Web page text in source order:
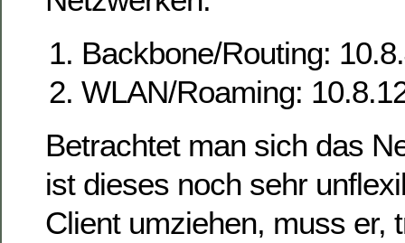
Backbone/Routing:
WLAN/Roaming:
Betrachtet man sich das
ist dieses noch sehr
Client umziehen, muss er,